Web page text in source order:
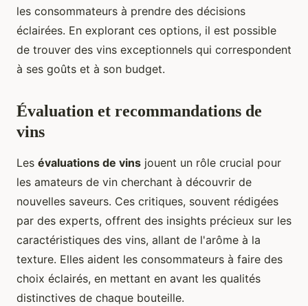
les consommateurs à prendre des décisions
éclairées. En explorant ces options, il est possible
de trouver des vins exceptionnels qui correspondent
à ses goûts et à son budget.
Évaluation et recommandations de
vins
Les évaluations de vins jouent un rôle crucial pour
les amateurs de vin cherchant à découvrir de
nouvelles saveurs. Ces critiques, souvent rédigées
par des experts, offrent des insights précieux sur les
caractéristiques des vins, allant de l'arôme à la
texture. Elles aident les consommateurs à faire des
choix éclairés, en mettant en avant les qualités
distinctives de chaque bouteille.